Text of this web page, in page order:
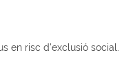
en risc d'exclusió social.